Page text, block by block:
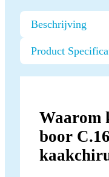
Beschrijving
Product
Waarom
boor